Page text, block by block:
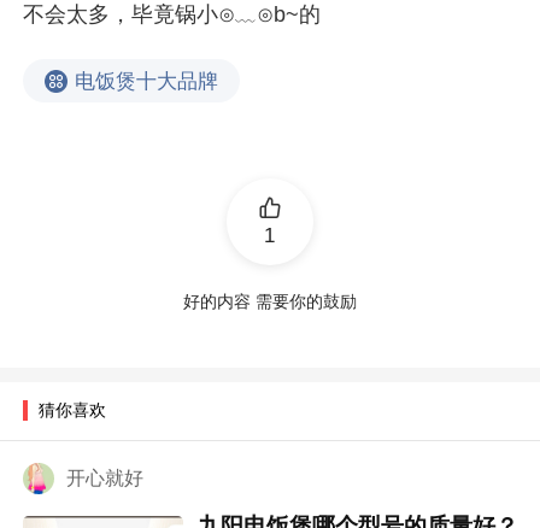
不会太多，毕竟锅小⊙﹏⊙b~的
电饭煲十大品牌
1
好的内容 需要你的鼓励
猜你喜欢
开心就好